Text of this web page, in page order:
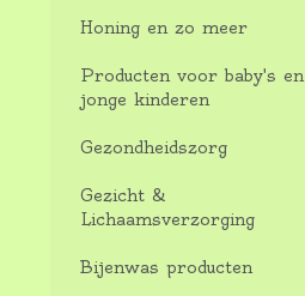
Honing en zo meer
Producten voor baby's en
jonge kinderen
Gezondheidszorg
Gezicht &
Lichaamsverzorging
Bijenwas producten